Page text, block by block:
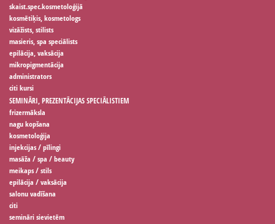
skaist.spec.kosmetoloģijā
kosmētiķis, kosmetologs
vizāžists, stilists
masieris, spa speciālists
epilācija, vaksācija
mikropigmentācija
administrators
citi kursi
SEMINĀRI, PREZENTĀCIJAS SPECIĀLISTIEM
frizermāksla
nagu kopšana
kosmetoloģija
injekcijas / pīlingi
masāža / spa / beauty
meikaps / stils
epilācija / vaksācija
salonu vadīšana
citi
semināri sievietēm